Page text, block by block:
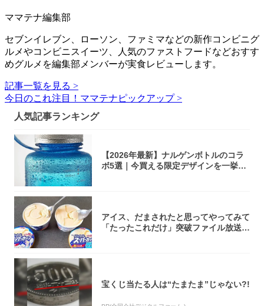
ママテナ編集部
セブンイレブン、ローソン、ファミマなどの新作コンビニグ
ルメやコンビニスイーツ、人気のファストフードなどおすす
めグルメを編集部メンバーが実食レビューします。
記事一覧を見る >
今日のこれ注目！ママテナピックアップ >
人気記事ランキング
【2026年最新】ナルゲンボトルのコラ
ボ5選｜今買える限定デザインを一挙紹
アイス、だまされたと思ってやってみて
「たったこれだけ」突破ファイル放送で
宝くじ当たる人は“たまたま”じゃない?!